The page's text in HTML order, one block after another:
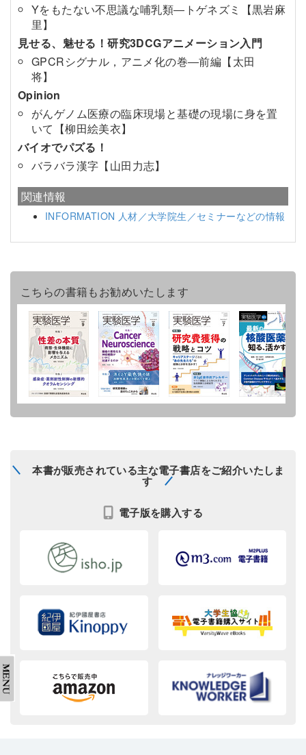
Yをもたない不思議な哺乳類―トゲネズミ【黒岩麻
里】
見せる、魅せる！研究3DCGアニメーション入門
GPCRシグナル，アニメ化の巻―前編【太田
将】
Opinion
がんゲノム医療の臨床現場と基礎の現場に身を置
いて【柳田絵美衣】
バイオでパズる！
バラバラ漢字【山田力志】
関連情報
INFORMATION 人材／大学院生／セミナーなどの情報
こちらの書籍もお勧めいたします
本書が販売されている主な電子書店をご紹介いたしま
す
電子版を購入する